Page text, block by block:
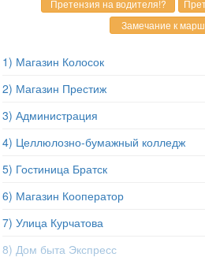
1) Магазин Колосок
2) Магазин Престиж
3) Администрация
4) Целлюлозно-бумажный колледж
5) Гостиница Братск
6) Магазин Кооператор
7) Улица Курчатова
8) Дом быта Экспресс